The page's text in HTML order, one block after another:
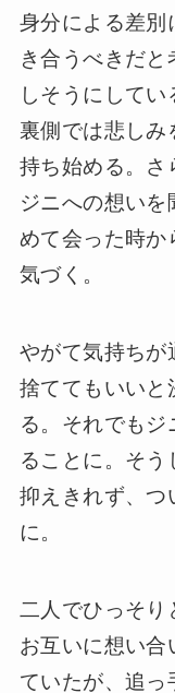
身分による差別
き合うべきだ
しそうにして
裏側では悲しみ
持ち始める。さ
ジニへの想い
めて会った時か
気づく。
やがて気持ちが
捨ててもいいと
る。それでも
ることに。そう
抑えきれず、つ
に。
二人でひっそり
お互いに想い合
ていたが、追っ